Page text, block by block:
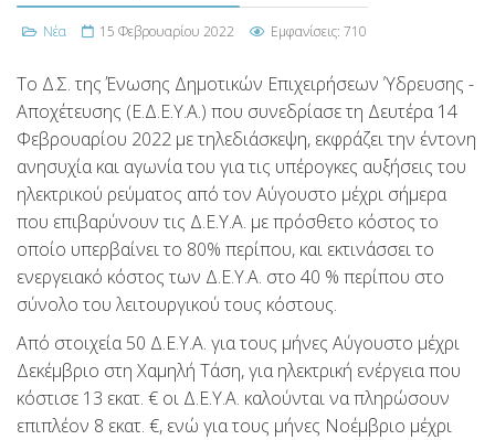
Νέα 15 Φεβρουαρίου 2022 Εμφανίσεις: 710
Το Δ.Σ. της Ένωσης Δημοτικών Επιχειρήσεων Ύδρευσης -
Αποχέτευσης (Ε.Δ.Ε.Υ.Α.) που συνεδρίασε τη Δευτέρα 14
Φεβρουαρίου 2022 με τηλεδιάσκεψη, εκφράζει την έντονη
ανησυχία και αγωνία του για τις υπέρογκες αυξήσεις του
ηλεκτρικού ρεύματος από τον Αύγουστο μέχρι σήμερα
που επιβαρύνουν τις Δ.Ε.Υ.Α. με πρόσθετο κόστος το
οποίο υπερβαίνει το 80% περίπου, και εκτινάσσει το
ενεργειακό κόστος των Δ.Ε.Υ.Α. στο 40 % περίπου στο
σύνολο του λειτουργικού τους κόστους.
Από στοιχεία 50 Δ.Ε.Υ.Α. για τους μήνες Αύγουστο μέχρι
Δεκέμβριο στη Χαμηλή Τάση, για ηλεκτρική ενέργεια που
κόστισε 13 εκατ. € οι Δ.Ε.Υ.Α. καλούνται να πληρώσουν
επιπλέον 8 εκατ. €, ενώ για τους μήνες Νοέμβριο μέχρι